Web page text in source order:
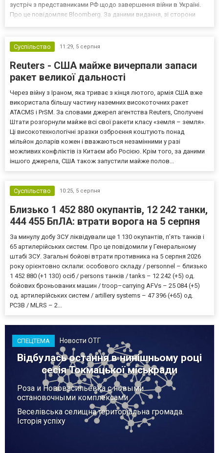
зустріч з представниками РФ щодо завершення війни в Україні.
Про це повідомляє Bloomberg. За даними видання, зі сторони
Суспільство
11:29, 5 серпня
Reuters - США майже вичерпали запаси
ракет великої дальності
Через війну з Іраном, яка триває з кінця лютого, армія США вже
використала більшу частину наземних високоточних ракет
ATACMS і PrSM. За словами джерел агентства Reuters, Сполучені
Штати розгорнули майже всі свої ракети класу «земля – земля».
Ці високотехнологічні зразки озброєння коштують понад
мільйон доларів кожен і вважаються незамінними у разі
можливих конфліктів із Китаєм або Росією. Крім того, за даними
іншого джерела, США також запустили майже полов...
Суспільство 10:25, 5 серпня
Близько 1 452 880 окупантів, 12 242 танки,
444 455 БпЛА: втрати ворога на 5 серпня
За минулу добу ЗСУ ліквідували ще 1 130 окупантів, пʼять танків і
65 артилерійських систем. Про це повідомили у Генеральному
штабі ЗСУ. Загальні бойові втрати противника на 5 серпня 2026
року орієнтовно склали: особового складу / personnel – близько
1 452 880 (+1 130) осіб / persons танків / tanks – 12 242 (+5) од.
бойових броньованих машин / troop–carrying AFVs – 25 084 (+5)
од. артилерійських систем / artillery systems – 47 396 (+65) од.
РСЗВ / MLRS – 2...
СПЕЦТЕМА Новости ОТГ
Відбулась остання в нинішньому році
сесія Токмацької міськради
Роза и Нововасильевка с новыми
остановочными комплексами
Веселівська селищна територіальна громада.
Історія успіху